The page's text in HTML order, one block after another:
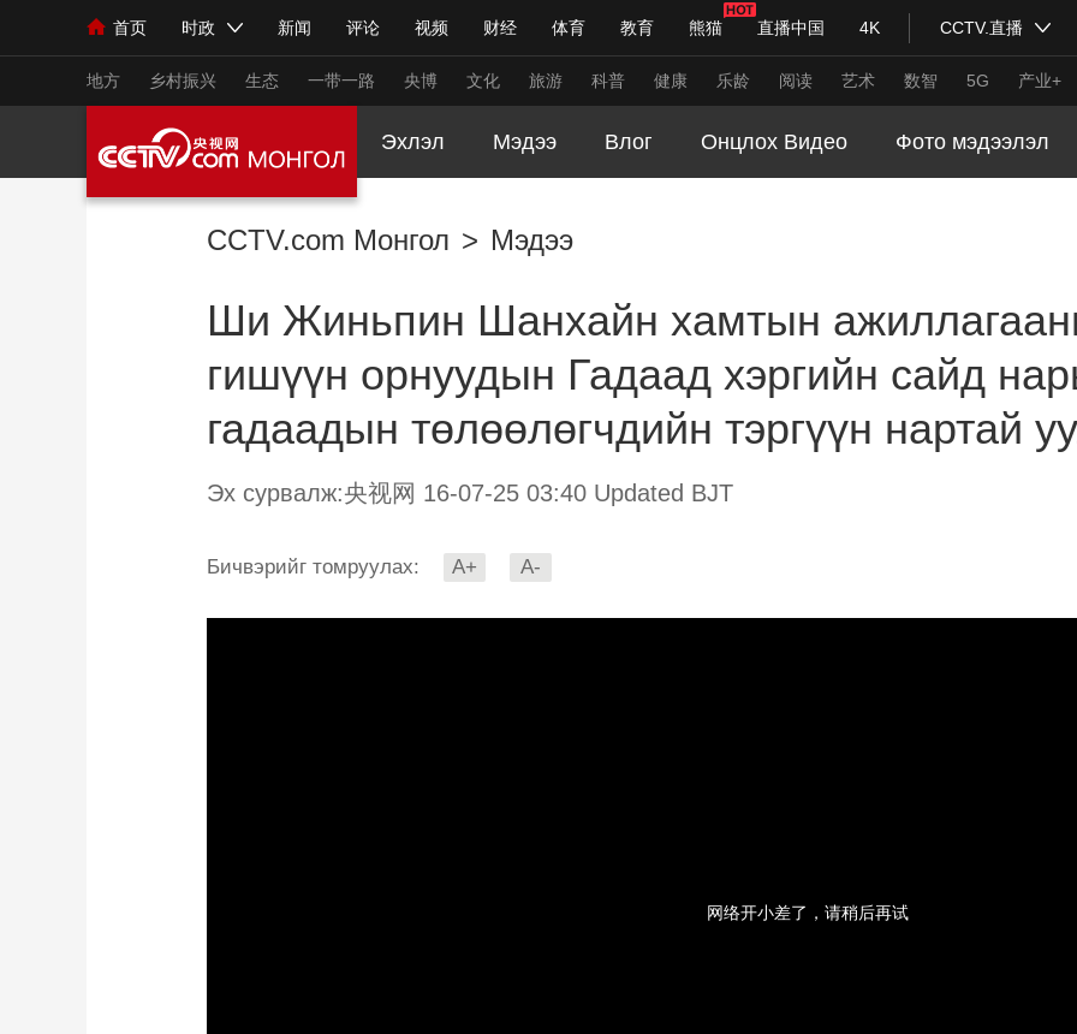
首页 时政 新闻 评论 视频 财经 体育 教育 熊猫 直播中国 4K CCTV.直播
人民领袖习近平 联播+ 中国领导人 央视快评 习式妙语 热解读 天天学习
直播 栏目大全 节目单 听音 微视频 主持人 下载央视影音
海外频道 iPanda English Монгол
地方 乡村振兴 生态 一带一路 央博 文化 旅游 科普 健康 乐龄 阅读 艺术 数智 5G 产业+
总台春晚 网络春晚 共产党员网
人民领袖习近平 联播+ 热解读 天天学习 习式妙语 央视快评 央视网评 光华锐评 锋面
小央视频 小央直播 直播中国 熊猫频道 VR/AR 4K专区 全景新闻
前线 比划 快看 蓝海中国 新兵请入列 人生第一次 人生第二次
教育 乡村振兴 生态环境 一带一路
大国展会 大国保险 云顶对话 云起 超级工厂 智敬中国 全民健康 颜选攻略 海洋
Эхлэл Мэдээ Влог Онцлох Видео Фото мэдээлэл
CCTV.com Монгол > Мэдээ
Ши Жиньпин Шанхайн хамтын
гишүүн орнуудын Гадаад хэргийн сайд
гадаадын төлөөлөгчдийн тэргүүн нартай
Эх сурвалж:央视网 16-07-25 03:40 Updated BJT
Бичвэрийг томруулах: A+ A-
网络开小差了，请稍后再试